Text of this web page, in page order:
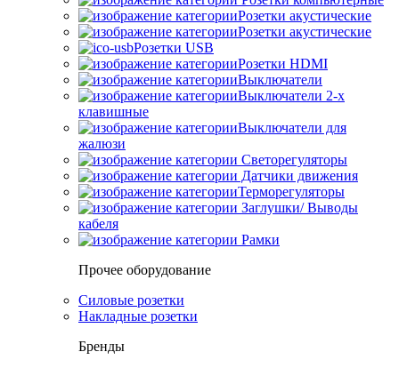
Розетки акустические
Розетки акустические
Розетки USB
Розетки HDMI
Выключатели
Выключатели 2-х
клавишные
Выключатели для
жалюзи
Светорегуляторы
Датчики движения
Терморегуляторы
Заглушки/ Выводы
кабеля
Рамки
Прочее оборудование
Силовые розетки
Накладные розетки
Бренды